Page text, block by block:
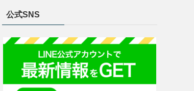
公式SNS